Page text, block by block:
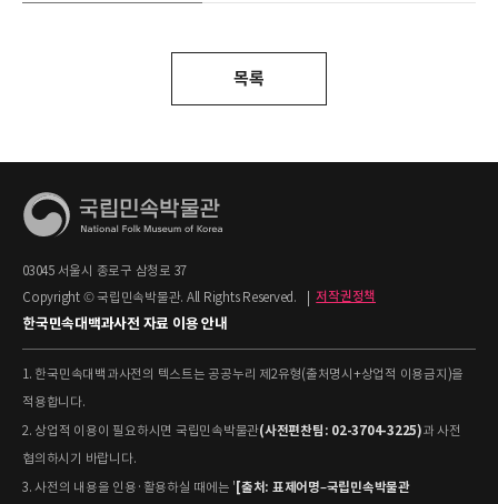
목록
03045 서울시 종로구 삼청로 37
Copyright © 국립민속박물관. All Rights Reserved.
저작권정책
한국민속대백과사전 자료 이용 안내
1. 한국민속대백과사전의 텍스트는 공공누리 제2유형(출처명시+상업적 이용금지)을
적용합니다.
2. 상업적 이용이 필요하시면 국립민속박물관(사전편찬팀: 02-3704-3225)과 사전
협의하시기 바랍니다.
3. 사전의 내용을 인용·활용하실 때에는 '[출처: 표제어명–국립민속박물관